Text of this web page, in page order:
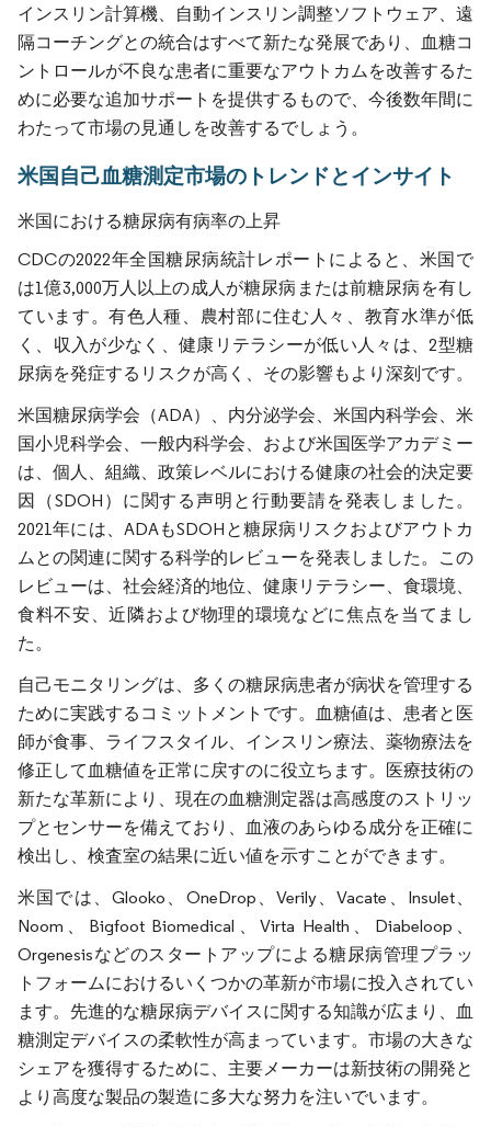
インスリン計算機、自動インスリン調整ソフトウェア、遠
隔コーチングとの統合はすべて新たな発展であり、血糖コ
ントロールが不良な患者に重要なアウトカムを改善するた
めに必要な追加サポートを提供するもので、今後数年間に
わたって市場の見通しを改善するでしょう。
米国自己血糖測定市場のトレンドとインサイト
米国における糖尿病有病率の上昇
CDCの2022年全国糖尿病統計レポートによると、米国で
は1億3,000万人以上の成人が糖尿病または前糖尿病を有し
ています。有色人種、農村部に住む人々、教育水準が低
く、収入が少なく、健康リテラシーが低い人々は、2型糖
尿病を発症するリスクが高く、その影響もより深刻です。
米国糖尿病学会（ADA）、内分泌学会、米国内科学会、米
国小児科学会、一般内科学会、および米国医学アカデミー
は、個人、組織、政策レベルにおける健康の社会的決定要
因（SDOH）に関する声明と行動要請を発表しました。
2021年には、ADAもSDOHと糖尿病リスクおよびアウトカ
ムとの関連に関する科学的レビューを発表しました。この
レビューは、社会経済的地位、健康リテラシー、食環境、
食料不安、近隣および物理的環境などに焦点を当てまし
た。
自己モニタリングは、多くの糖尿病患者が病状を管理する
ために実践するコミットメントです。血糖値は、患者と医
師が食事、ライフスタイル、インスリン療法、薬物療法を
修正して血糖値を正常に戻すのに役立ちます。医療技術の
新たな革新により、現在の血糖測定器は高感度のストリッ
プとセンサーを備えており、血液のあらゆる成分を正確に
検出し、検査室の結果に近い値を示すことができます。
米国では、Glooko、OneDrop、Verily、Vacate、Insulet、
Noom、Bigfoot Biomedical、Virta Health、Diabeloop、
Orgenesisなどのスタートアップによる糖尿病管理プラッ
トフォームにおけるいくつかの革新が市場に投入されてい
ます。先進的な糖尿病デバイスに関する知識が広まり、血
糖測定デバイスの柔軟性が高まっています。市場の大きな
シェアを獲得するために、主要メーカーは新技術の開発と
より高度な製品の製造に多大な努力を注いでいます。